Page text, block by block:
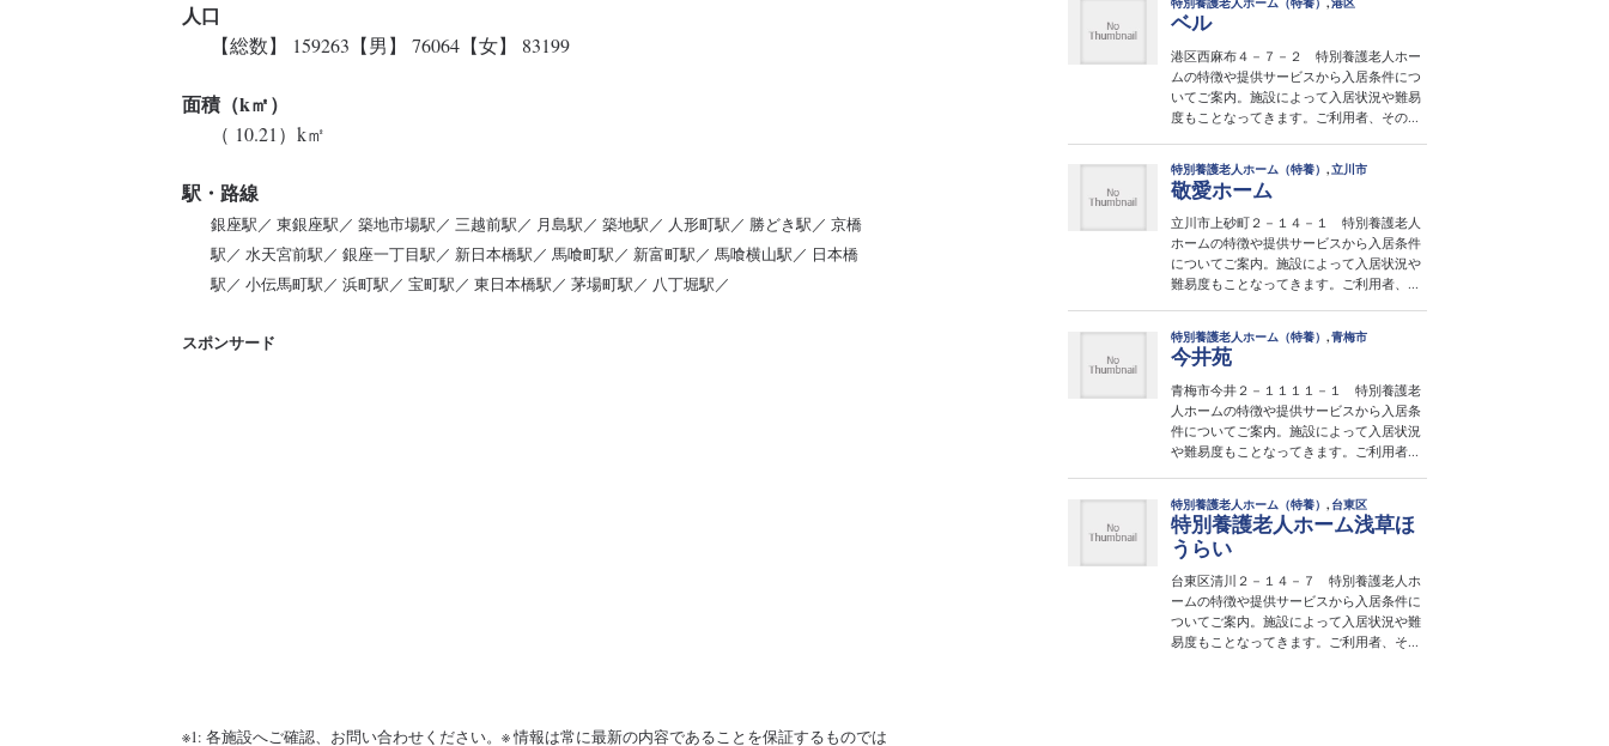
人口
【総数】 159263【男】 76064【女】 83199
面積（k㎡）
（ 10.21）k㎡
駅・路線
銀座駅／ 東銀座駅／ 築地市場駅／ 三越前駅／ 月島駅／ 築地駅／ 人形町駅／ 勝どき駅／ 京橋
駅／ 水天宮前駅／ 銀座一丁目駅／ 新日本橋駅／ 馬喰町駅／ 新富町駅／ 馬喰横山駅／ 日本橋
駅／ 小伝馬町駅／ 浜町駅／ 宝町駅／ 東日本橋駅／ 茅場町駅／ 八丁堀駅／
スポンサード
※1: 各施設へご確認、お問い合わせください。※ 情報は常に最新の内容であることを保証するものでは